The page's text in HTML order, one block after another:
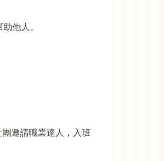
他人。
邀請職業達人，入班